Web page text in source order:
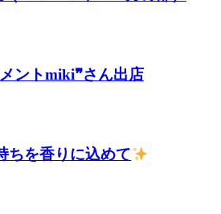
ントmiki❞さん出店
ちを香りに込めて